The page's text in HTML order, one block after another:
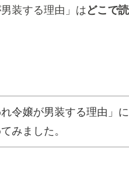
装する理由」は どこで
れ令嬢が男装する理由」
みました。